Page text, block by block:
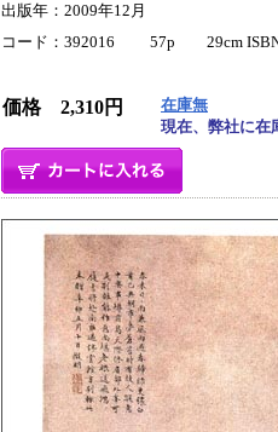
出版年：2009年12月
コード：392016 57p 29cm ISBN/
価格 2,310円
在庫無
現在、弊社に在